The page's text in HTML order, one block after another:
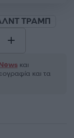
ΤΡΑΜΠ
και
και τα